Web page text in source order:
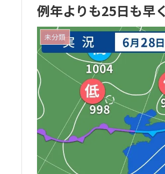
例年よりも25日も早
未分類